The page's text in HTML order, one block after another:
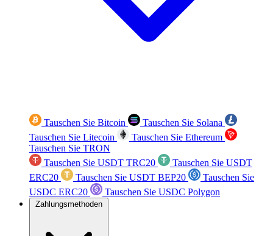
Tauschen Sie Bitcoin
Tauschen Sie Solana
Tauschen Sie Litecoin
Tauschen Sie Ethereum
Tauschen Sie TRON
Tauschen Sie USDT TRC20
Tauschen Sie USDT
ERC20
Tauschen Sie USDT BEP20
Tauschen Sie
USDC ERC20
Tauschen Sie USDC Polygon
Zahlungsmethoden